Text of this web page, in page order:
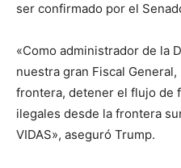
ser confirmado por el
«Como administrador de la
nuestra gran Fiscal
frontera, detener el flujo de
ilegales desde la frontera
VIDAS», aseguró Trump.